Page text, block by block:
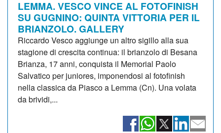
LEMMA. VESCO VINCE AL FOTOFINISH
SU GUGNINO: QUINTA VITTORIA PER IL
BRIANZOLO. GALLERY
Riccardo Vesco aggiunge un altro sigillo alla sua
stagione di crescita continua: il brianzolo di Besana
Brianza, 17 anni, conquista il Memorial Paolo
Salvatico per juniores, imponendosi al fotofinish
nella classica da Piasco a Lemma (Cn). Una volata
da brividi,...